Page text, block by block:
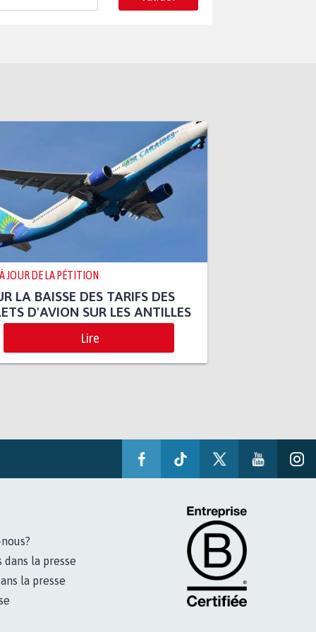
JOUR DE LA PÉTITION
LA BAISSE DES TARIFS DES
D'AVION SUR LES ANTILLES
Lire
dans la presse
la presse